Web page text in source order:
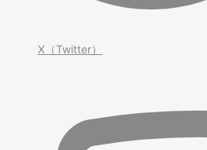
X（Twitter）